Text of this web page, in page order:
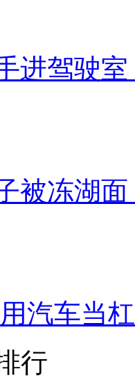
进驾驶
被冻湖
汽车当
行